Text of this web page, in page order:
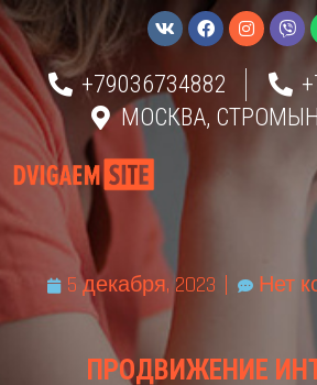
+79036734882
МОСКВА,
5 декабря, 2023 Нет
ПРОДВИЖЕНИЕ